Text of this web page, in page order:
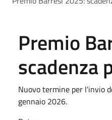
Premio
scadenza
Nuovo termine per l'invio
gennaio 2026.